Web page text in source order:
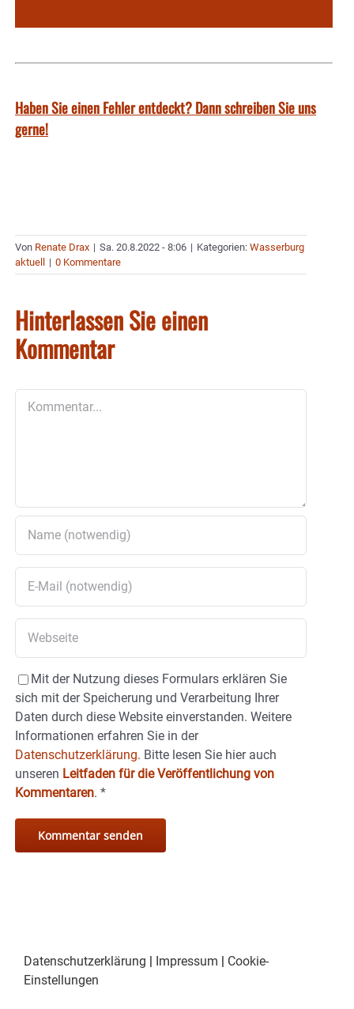
Haben Sie einen Fehler entdeckt? Dann schreiben Sie uns
gerne!
Von Renate Drax | Sa. 20.8.2022 - 8:06 | Kategorien: Wasserburg
aktuell | 0 Kommentare
Hinterlassen Sie einen
Kommentar
Mit der Nutzung dieses Formulars erklären Sie
sich mit der Speicherung und Verarbeitung Ihrer
Daten durch diese Website einverstanden. Weitere
Informationen erfahren Sie in der
Datenschutzerklärung. Bitte lesen Sie hier auch
unseren Leitfaden für die Veröffentlichung von
Kommentaren. *
Datenschutzerklärung | Impressum | Cookie-
Einstellungen